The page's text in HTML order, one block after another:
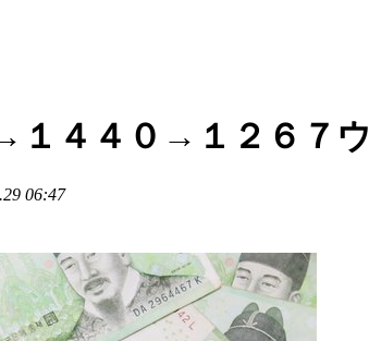
１４４０→１２６７
06:47